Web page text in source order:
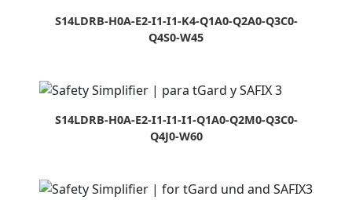
S14LDRB-H0A-E2-I1-I1-K4-Q1A0-Q2A0-Q3C0-
Q4S0-W45
S14LDRB-H0A-E2-I1-I1-I1-Q1A0-Q2M0-Q3C0-
Q4J0-W60